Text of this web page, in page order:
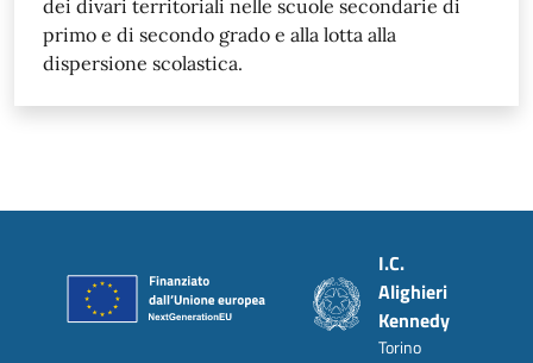
dei divari territoriali nelle scuole secondarie di
primo e di secondo grado e alla lotta alla
dispersione scolastica.
I.C.
Alighieri
Kennedy
Torino